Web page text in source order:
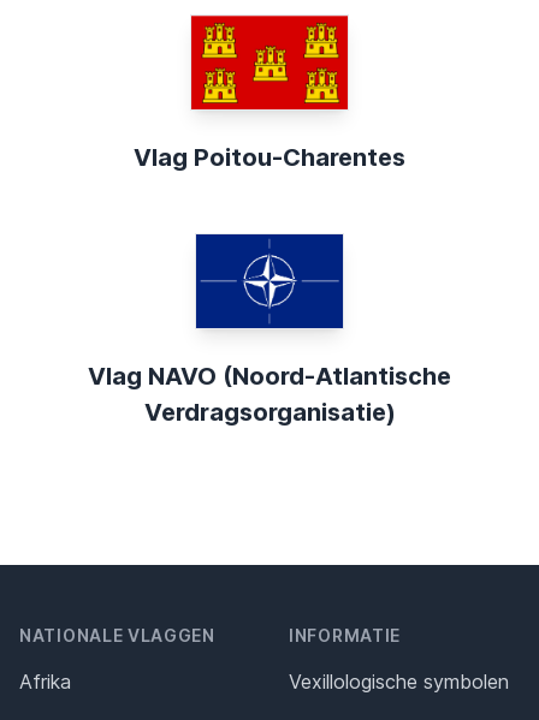
Vlag Poitou-Charentes
Vlag NAVO (Noord-Atlantische
Verdragsorganisatie)
NATIONALE VLAGGEN
Afrika
INFORMATIE
Vexillologische symbolen